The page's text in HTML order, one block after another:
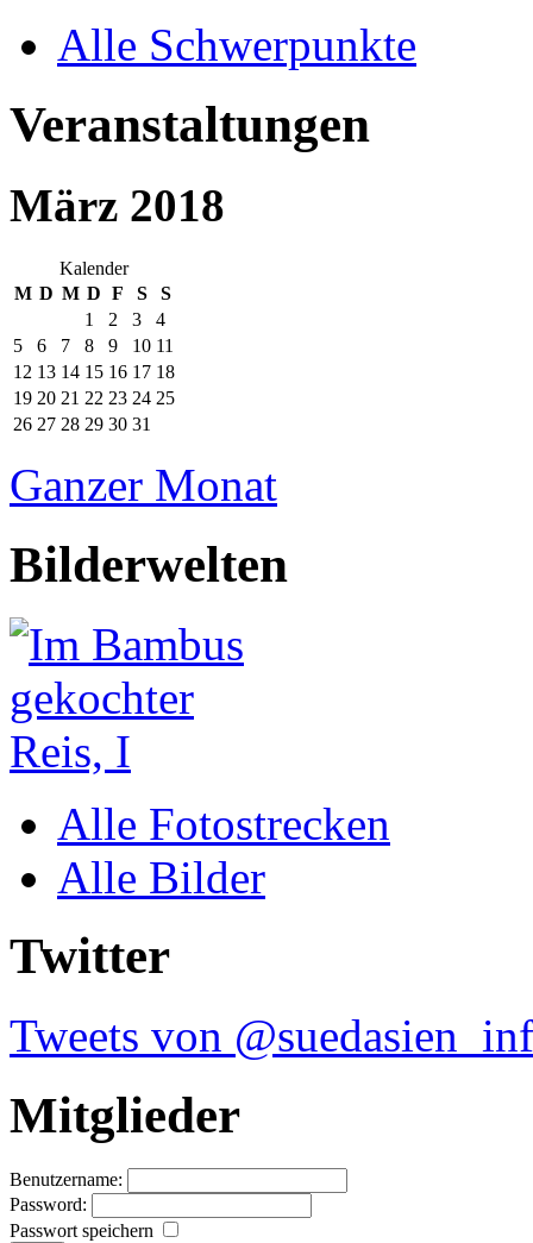
Alle Schwerpunkte
Veranstaltungen
März 2018
Kalender
M D M D F S
S
1
2 3
4
5
6 7 8 9 10 11
12 13 14 15 16 17 18
19 20 21 22 23 24 25
26 27 28 29 30 31
Ganzer Monat
Bilderwelten
Alle Fotostrecken
Alle Bilder
Twitter
Tweets von
Mitglieder
Benutzername:
Password:
Passwort speichern